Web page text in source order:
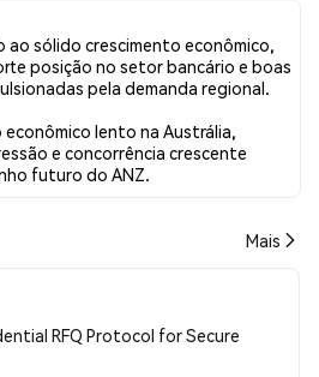
Neutro. Por fim, foram publicados
No Twitter, 0.00% dos tweets
otimista em comparação com
pessimista sobre ANZ.
em relação a ANZ. Esses
em 1 tweets.
ao sólido crescimento econômico,
posição no setor bancário e boas
pela demanda regional.
lento na Austrália,
e concorrência crescente
futuro do ANZ.
Mais
RFQ Protocol for Secure